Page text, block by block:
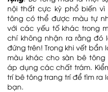
nội thất cực kỳ phổ biến vì
tông có thể được màu tự
với các yếu tố khác trong
chí không nhận ra rằng
đứng trên! Trong khi vết
màu khác cho sàn bê
áp dụng các chất trám.
trí bê tông trang trí để tìm
bạn.
Dự án
Phúc